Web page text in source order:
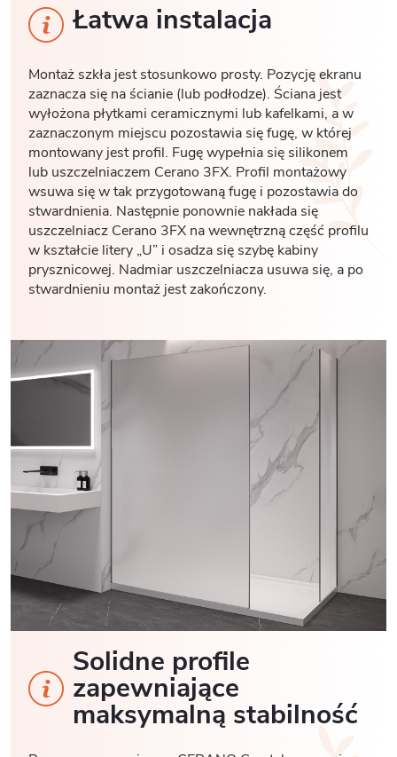
Łatwa instalacja
Montaż szkła jest stosunkowo prosty. Pozycję ekranu
zaznacza się na ścianie (lub podłodze). Ściana jest
wyłożona płytkami ceramicznymi lub kafelkami, a w
zaznaczonym miejscu pozostawia się fugę, w której
montowany jest profil. Fugę wypełnia się silikonem
lub uszczelniaczem Cerano 3FX. Profil montażowy
wsuwa się w tak przygotowaną fugę i pozostawia do
stwardnienia. Następnie ponownie nakłada się
uszczelniacz Cerano 3FX na wewnętrzną część profilu
w kształcie litery „U” i osadza się szybę kabiny
prysznicowej. Nadmiar uszczelniacza usuwa się, a po
stwardnieniu montaż jest zakończony.
Solidne profile
zapewniające
maksymalną stabilność